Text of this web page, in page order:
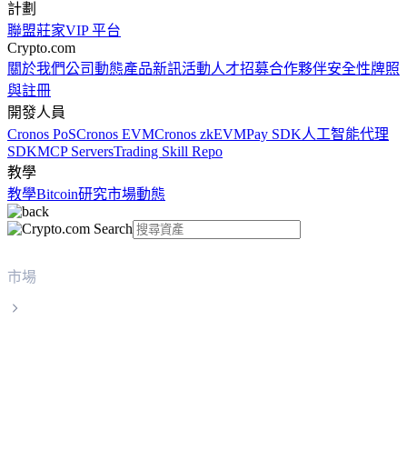
計劃
聯盟莊家VIP 平台
Crypto.com
關於我們公司動態產品新訊活動人才招募合作夥伴安全性牌照
與註冊
開發人員
Cronos PoSCronos EVMCronos zkEVMPay SDK人工智能代理
SDKMCP ServersTrading Skill Repo
教學
教學Bitcoin研究市場動態
市場